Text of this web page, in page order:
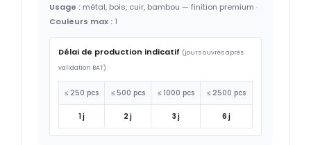
Usage : métal, bois, cuir, bambou — finition premium ·
Couleurs max : 1
Délai de production indicatif (jours ouvrés après
validation BAT)
≤ 250 pcs ≤ 500 pcs ≤ 1000 pcs ≤ 2500 pcs
1 j 2 j 3 j 6 j